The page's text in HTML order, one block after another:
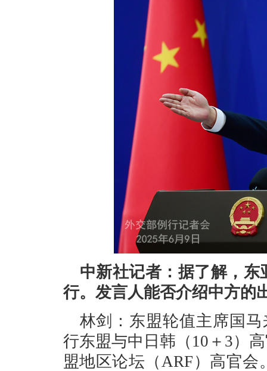
中新社记者：据了解，
行。发言人能否介绍中方的
林剑：东盟轮值主席国
行东盟与中日韩（10＋3）
盟地区论坛（ARF）高官